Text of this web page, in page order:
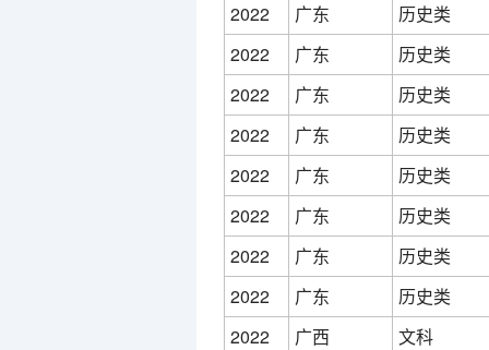
2022
广东
历史类
2022
广东
历史类
2022
广东
历史类
2022
广东
历史类
2022
广东
历史类
2022
广东
历史类
2022
广东
历史类
2022
广东
历史类
2022
广西 文科